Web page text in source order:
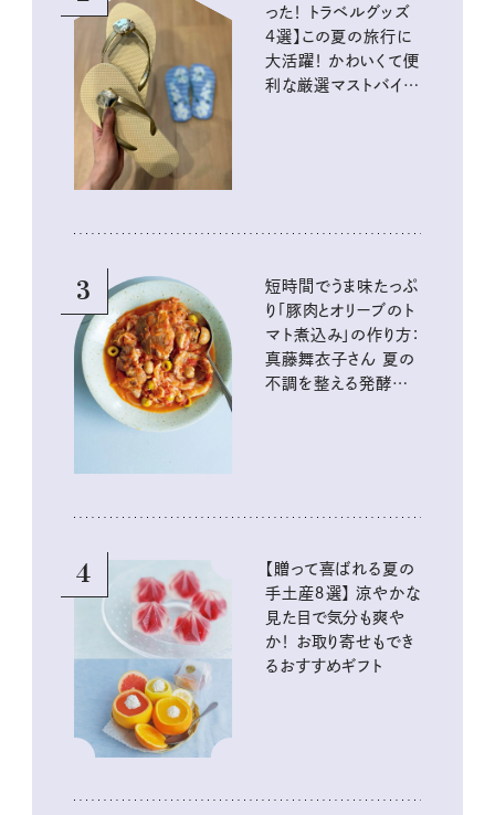
った！ トラベルグッズ
4選】この夏の旅行に
大活躍！ かわいくて便
利な厳選マストバイア
3
短時間でうま味たっぷ
り「豚肉とオリーブのト
マト煮込み」の作り方：
真藤舞衣子さん 夏の
不調を整える発酵レ
4
【贈って喜ばれる夏の
手土産８選】 涼やかな
見た目で気分も爽や
か！ お取り寄せもでき
るおすすめギフト